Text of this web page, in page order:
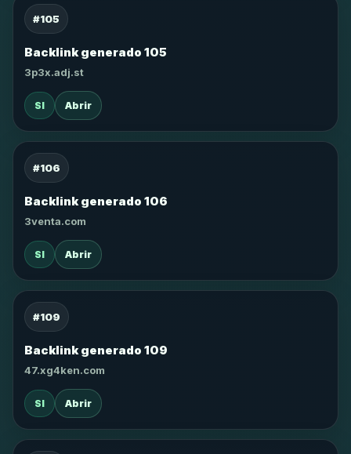
#105
Backlink generado 105
3p3x.adj.st
SI Abrir
#106
Backlink generado 106
3venta.com
SI Abrir
#109
Backlink generado 109
47.xg4ken.com
SI Abrir